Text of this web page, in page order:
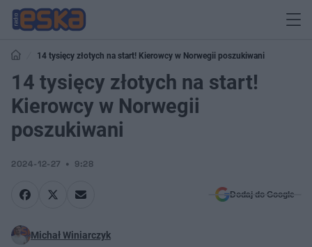
14 tysięcy złotych na start! Kierowcy w Norwegii poszukiwani
14 tysięcy złotych na start!
Kierowcy w Norwegii
poszukiwani
2024-12-27 9:28
Dodaj do Google
Michał Winiarczyk